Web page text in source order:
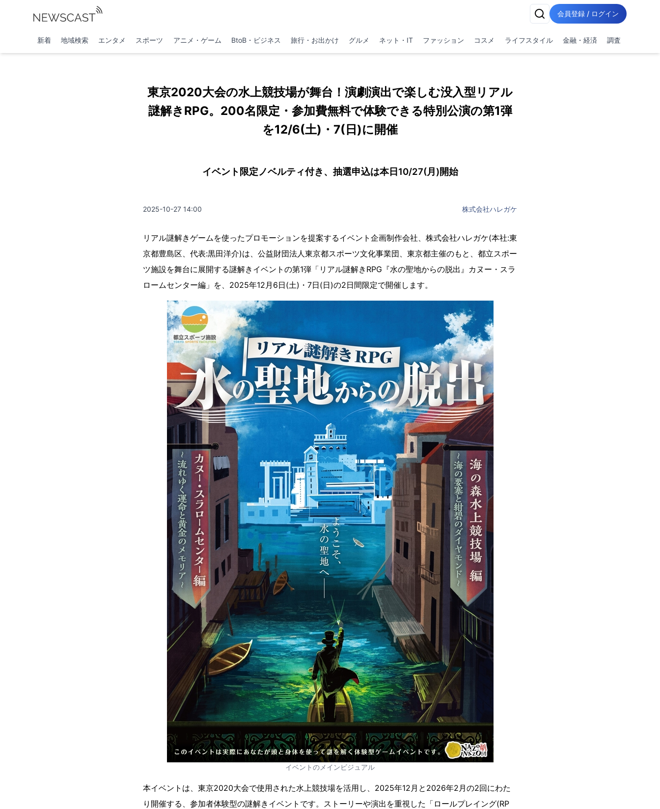
会員登録 / ログイン
新着 地域検索 エンタメ スポーツ アニメ・ゲーム BtoB・ビジネス 旅行・お出かけ グルメ ネット・IT ファッション コスメ ライフスタイル 金融・経済 調査
東京2020大会の水上競技場が舞台！演劇演出で楽しむ没入型リアル
謎解きRPG。200名限定・参加費無料で体験できる特別公演の第1弾
を12/6(土)・7(日)に開催
イベント限定ノベルティ付き、抽選申込は本日10/27(月)開始
2025-10-27 14:00 株式会社ハレガケ
リアル謎解きゲームを使ったプロモーションを提案するイベント企画制作会社、株式会社ハレガケ(本社:東
京都豊島区、代表:黒田洋介)は、公益財団法人東京都スポーツ文化事業団、東京都主催のもと、都立スポー
ツ施設を舞台に展開する謎解きイベントの第1弾「リアル謎解きRPG『水の聖地からの脱出』カヌー・スラ
ロームセンター編」を、2025年12月6日(土)・7日(日)の2日間限定で開催します。
イベントのメインビジュアル
本イベントは、東京2020大会で使用された水上競技場を活用し、2025年12月と2026年2月の2回にわた
り開催する、参加者体験型の謎解きイベントです。ストーリーや演出を重視した「ロールプレイング(RP